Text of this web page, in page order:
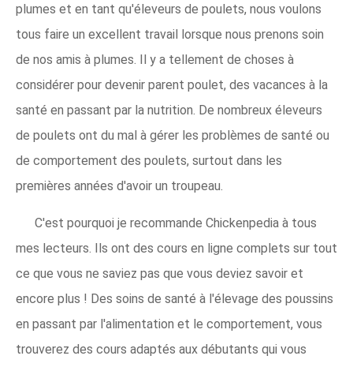
plumes et en tant qu'éleveurs de poulets, nous voulons
tous faire un excellent travail lorsque nous prenons soin
de nos amis à plumes. Il y a tellement de choses à
considérer pour devenir parent poulet, des vacances à la
santé en passant par la nutrition. De nombreux éleveurs
de poulets ont du mal à gérer les problèmes de santé ou
de comportement des poulets, surtout dans les
premières années d'avoir un troupeau.
C'est pourquoi je recommande Chickenpedia à tous
mes lecteurs. Ils ont des cours en ligne complets sur tout
ce que vous ne saviez pas que vous deviez savoir et
encore plus ! Des soins de santé à l'élevage des poussins
en passant par l'alimentation et le comportement, vous
trouverez des cours adaptés aux débutants qui vous